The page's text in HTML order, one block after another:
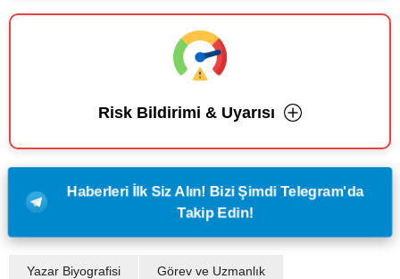
Risk Bildirimi & Uyarısı
Haberleri İlk Siz Alın! Bizi Şimdi Telegram'da
Takip Edin!
Yazar Biyografisi Görev ve Uzmanlık